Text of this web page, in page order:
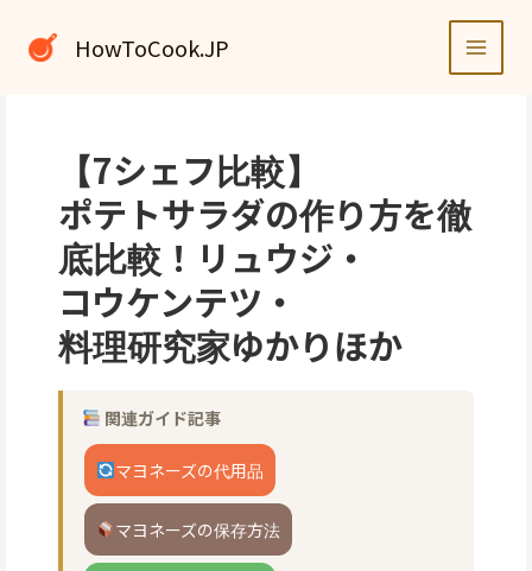
HowToCook.JP
【7シェフ比較】
ポテトサラダの作り方を徹
底比較！リュウジ・
コウケンテツ・
料理研究家ゆかりほか
関連ガイド記事
マヨネーズの代用品
マヨネーズの保存方法